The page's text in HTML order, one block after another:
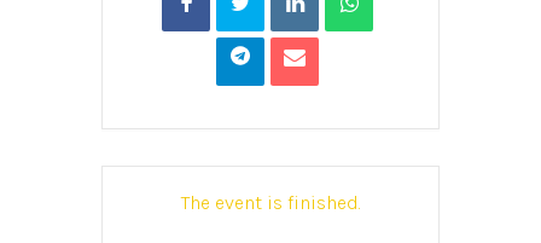
The event is finished.